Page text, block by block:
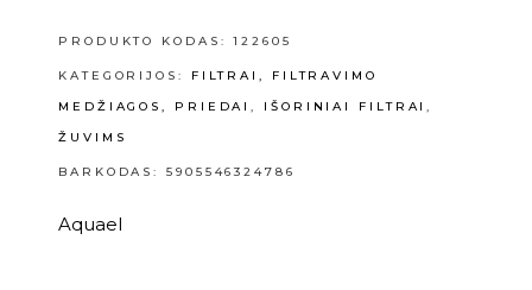
PRODUKTO KODAS:122605
KATEGORIJOS: FILTRAI, FILTRAVIMO
MEDŽIAGOS, PRIEDAI, IŠORINIAI FILTRAI,
ŽUVIMS
BARKODAS: 5905546324786
Aquael